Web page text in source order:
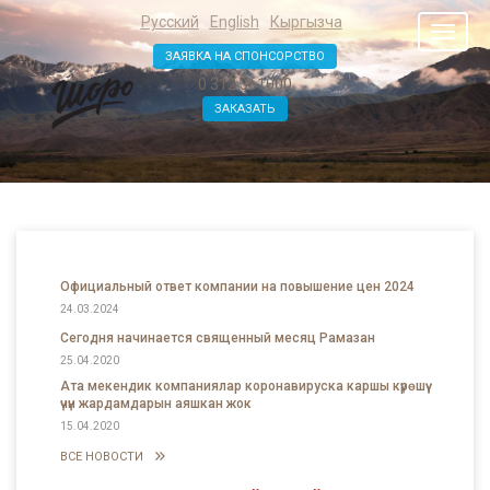
Русский English Кыргызча
ЗАЯВКА НА СПОНСОРСТВО
0 312 361000
ЗАКАЗАТЬ
Официальный ответ компании на повышение цен 2024
24.03.2024
Сегодня начинается священный месяц Рамазан
25.04.2020
Ата мекендик компаниялар коронавируска каршы күрөшүү
үчүн жардамдарын аяшкан жок
15.04.2020
ВСЕ НОВОСТИ